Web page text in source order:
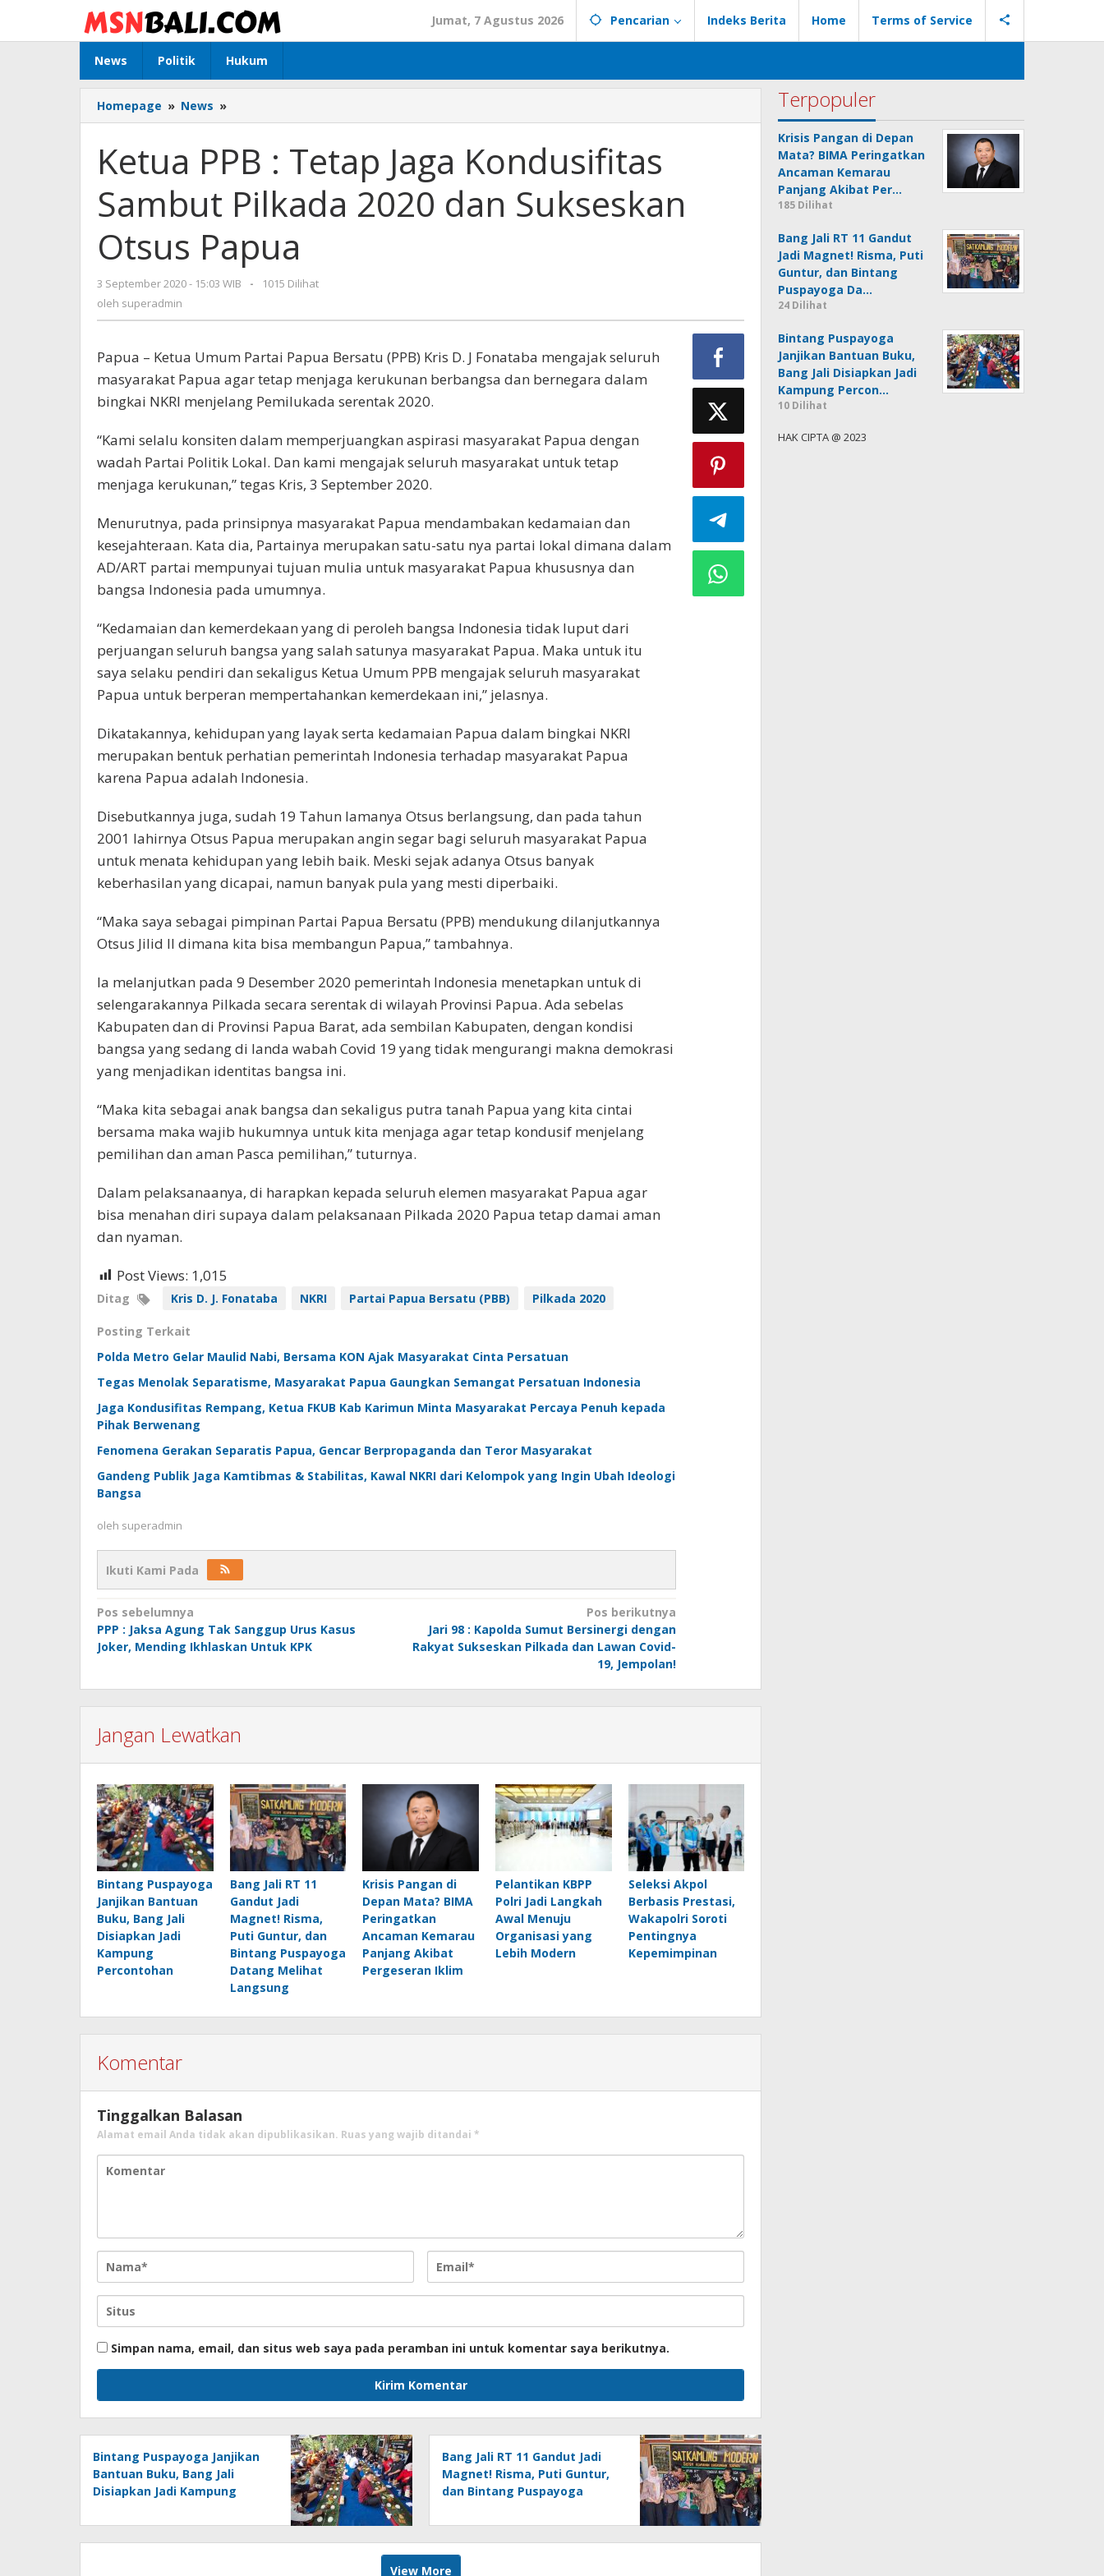
konten
Jumat, 7 Agustus 2026 Pencarian Indeks Berita Home Terms of Service
News Politik Hukum
Homepage » News »
PPB
Tetap
Jaga
Kondusifitas
Sambut
2020
dan
Sukseskan
Ketua PPB : Tetap Jaga Kondusifitas
Sambut Pilkada 2020 dan Sukseskan
Otsus Papua
3 September 2020 - 15:03 WIB
oleh
-
1015 Dilihat
oleh superadmin
Papua – Ketua Umum Partai Papua Bersatu (PPB) Kris D. J Fonataba mengajak seluruh
masyarakat Papua agar tetap menjaga kerukunan berbangsa dan bernegara dalam
bingkai NKRI menjelang Pemilukada serentak 2020.
“Kami selalu konsiten dalam memperjuangkan aspirasi masyarakat Papua dengan
wadah Partai Politik Lokal. Dan kami mengajak seluruh masyarakat untuk tetap
menjaga kerukunan,” tegas Kris, 3 September 2020.
Menurutnya, pada prinsipnya masyarakat Papua mendambakan kedamaian dan
kesejahteraan. Kata dia, Partainya merupakan satu-satu nya partai lokal dimana dalam
AD/ART partai mempunyai tujuan mulia untuk masyarakat Papua khususnya dan
bangsa Indonesia pada umumnya.
“Kedamaian dan kemerdekaan yang di peroleh bangsa Indonesia tidak luput dari
perjuangan seluruh bangsa yang salah satunya masyarakat Papua. Maka untuk itu
saya selaku pendiri dan sekaligus Ketua Umum PPB mengajak seluruh masyarakat
Papua untuk berperan mempertahankan kemerdekaan ini,” jelasnya.
Dikatakannya, kehidupan yang layak serta kedamaian Papua dalam bingkai NKRI
merupakan bentuk perhatian pemerintah Indonesia terhadap masyarakat Papua
karena Papua adalah Indonesia.
Disebutkannya juga, sudah 19 Tahun lamanya Otsus berlangsung, dan pada tahun
2001 lahirnya Otsus Papua merupakan angin segar bagi seluruh masyarakat Papua
untuk menata kehidupan yang lebih baik. Meski sejak adanya Otsus banyak
keberhasilan yang dicapai, namun banyak pula yang mesti diperbaiki.
“Maka saya sebagai pimpinan Partai Papua Bersatu (PPB) mendukung dilanjutkannya
Otsus Jilid II dimana kita bisa membangun Papua,” tambahnya.
Ia melanjutkan pada 9 Desember 2020 pemerintah Indonesia menetapkan untuk di
selengarakannya Pilkada secara serentak di wilayah Provinsi Papua. Ada sebelas
Kabupaten dan di Provinsi Papua Barat, ada sembilan Kabupaten, dengan kondisi
bangsa yang sedang di landa wabah Covid 19 yang tidak mengurangi makna demokrasi
yang menjadikan identitas bangsa ini.
“Maka kita sebagai anak bangsa dan sekaligus putra tanah Papua yang kita cintai
bersama maka wajib hukumnya untuk kita menjaga agar tetap kondusif menjelang
pemilihan dan aman Pasca pemilihan,” tuturnya.
Dalam pelaksanaanya, di harapkan kepada seluruh elemen masyarakat Papua agar
bisa menahan diri supaya dalam pelaksanaan Pilkada 2020 Papua tetap damai aman
dan nyaman.
Post Views: 1,015
Ditag Kris D. J. Fonataba NKRI Partai Papua Bersatu (PBB) Pilkada 2020
Posting Terkait
Polda Metro Gelar Maulid Nabi, Bersama KON Ajak Masyarakat Cinta Persatuan
Tegas Menolak Separatisme, Masyarakat Papua Gaungkan Semangat Persatuan Indonesia
Jaga Kondusifitas Rempang, Ketua FKUB Kab Karimun Minta Masyarakat Percaya Penuh kepada
Pihak Berwenang
Fenomena Gerakan Separatis Papua, Gencar Berpropaganda dan Teror Masyarakat
Gandeng Publik Jaga Kamtibmas & Stabilitas, Kawal NKRI dari Kelompok yang Ingin Ubah Ideologi
Bangsa
oleh superadmin
Ikuti Kami Pada
Navigasi
pos
Pos sebelumnya
PPP : Jaksa Agung Tak Sanggup Urus Kasus
Joker, Mending Ikhlaskan Untuk KPK
Pos berikutnya
Jari 98 : Kapolda Sumut Bersinergi dengan
Rakyat Sukseskan Pilkada dan Lawan Covid-
19, Jempolan!
Jangan Lewatkan
Bintang Puspayoga
Janjikan Bantuan
Buku, Bang Jali
Disiapkan Jadi
Kampung
Percontohan
Bang Jali RT 11
Gandut Jadi
Magnet! Risma,
Puti Guntur, dan
Bintang Puspayoga
Datang Melihat
Langsung
Krisis Pangan di
Depan Mata? BIMA
Peringatkan
Ancaman Kemarau
Panjang Akibat
Pergeseran Iklim
Pelantikan KBPP
Polri Jadi Langkah
Awal Menuju
Organisasi yang
Lebih Modern
Seleksi Akpol
Berbasis Prestasi,
Wakapolri Soroti
Pentingnya
Kepemimpinan
Komentar
Tinggalkan Balasan
Alamat email Anda tidak akan dipublikasikan. Ruas yang wajib ditandai *
Simpan nama, email, dan situs web saya pada peramban ini untuk komentar saya berikutnya.
Bintang Puspayoga Janjikan
Bantuan Buku, Bang Jali
Disiapkan Jadi Kampung
Bang Jali RT 11 Gandut Jadi
Magnet! Risma, Puti Guntur,
dan Bintang Puspayoga
View More
Terpopuler
Krisis Pangan di Depan
Mata? BIMA Peringatkan
Ancaman Kemarau
Panjang Akibat Per…
185 Dilihat
Bang Jali RT 11 Gandut
Jadi Magnet! Risma, Puti
Guntur, dan Bintang
Puspayoga Da…
24 Dilihat
Bintang Puspayoga
Janjikan Bantuan Buku,
Bang Jali Disiapkan Jadi
Kampung Percon…
10 Dilihat
HAK CIPTA @ 2023